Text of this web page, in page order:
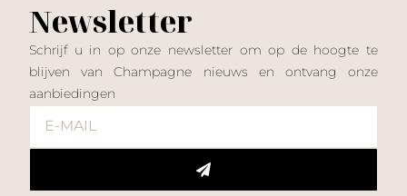
Newsletter
Schrijf u in op onze newsletter om op de hoogte te
blijven van Champagne nieuws en ontvang onze
aanbiedingen